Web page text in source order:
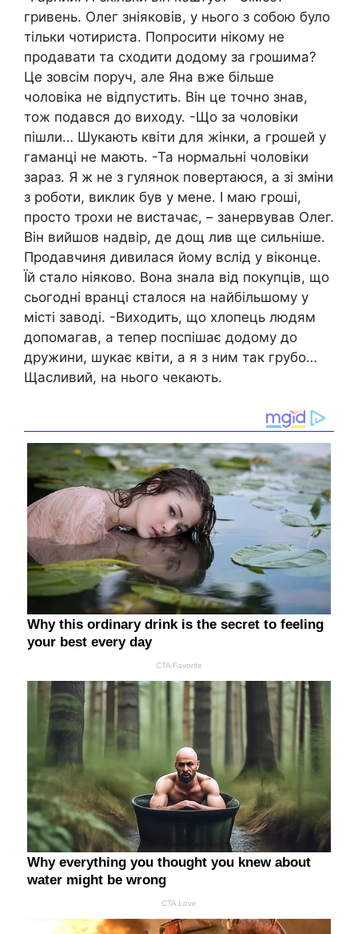
гривень. Олег зніяковів, у нього з собою було
тільки чотириста. Попросити нікому не
продавати та сходити додому за грошима?
Це зовсім поруч, але Яна вже більше
чоловіка не відпустить. Він це точно знав,
тож подався до виходу. -Що за чоловіки
пішли… Шукають квіти для жінки, а грошей у
гаманці не мають. -Та нормальні чоловіки
зараз. Я ж не з гулянок повертаюся, а зі зміни
з роботи, виклик був у мене. І маю гроші,
просто трохи не вистачає, – занервував Олег.
Він вийшов надвір, де дощ лив ще сильніше.
Продавчиня дивилася йому вслід у віконце.
Їй стало ніяково. Вона знала від покупців, що
сьогодні вранці сталося на найбільшому у
місті заводі. -Виходить, що хлопець людям
допомагав, а тепер поспішає додому до
дружини, шукає квіти, а я з ним так грубо…
Щасливий, на нього чекають.